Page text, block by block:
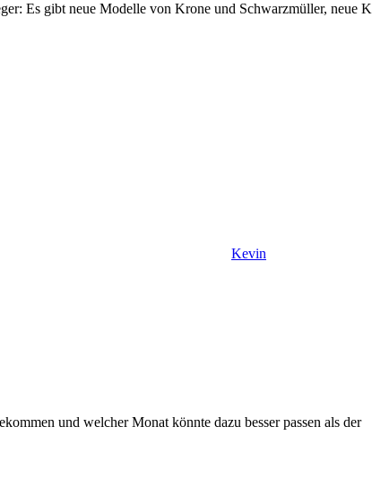
Es gibt neue Modelle von Krone und Schwarzmüller,
Kevin
und welcher Monat könnte dazu besser passen als der